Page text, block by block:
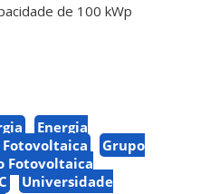
de 100 kWp
Energia
Fotovoltaica
Grupo
Fotovoltaica
Universidade